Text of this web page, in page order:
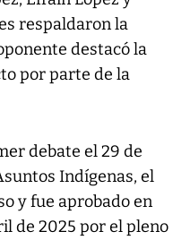
respaldaron la
destacó la
por parte de la
debate el 29 de
Indígenas, el
y fue aprobado en
de 2025 por el pleno